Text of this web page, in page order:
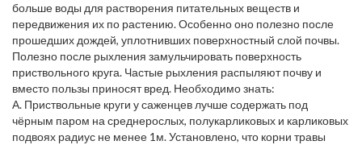
больше воды для растворения питательных веществ и
передвижения их по растению. Особенно оно полезно после
прошедших дождей, уплотнивших поверхностный слой почвы.
Полезно после рыхления замульчировать поверхность
приствольного круга. Частые рыхления распыляют почву и
вместо пользы приносят вред. Необходимо знать:
А. Приствольные круги у саженцев лучше содержать под
чёрным паром на среднерослых, полукарликовых и карликовых
подвоях радиус не менее 1м. Установлено, что корни травы